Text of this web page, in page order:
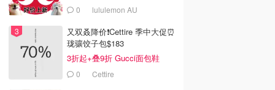
0 lululemon AU
又双叒降价❗️Cettire 季中大促⏰
珑骧饺子包$183
3折起+叠9折 Gucci面包鞋
$9910 Cettire